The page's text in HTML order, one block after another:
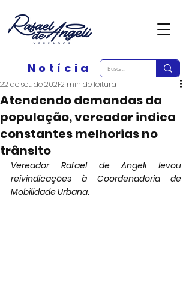
Notícia
Atendendo demandas da
população, vereador indica
constantes melhorias no
trânsito
22 de set. de 20212 min de leitura
Vereador Rafael de Angeli levou
reivindicações à Coordenadoria de
Mobilidade Urbana.